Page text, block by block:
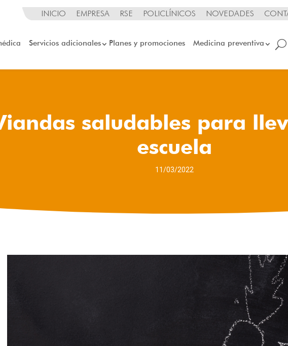
INICIO EMPRESA RSE POLICLÍNICOS NOVEDADES
Servicios adicionales Planes y promociones Medicina preventiva
saludables para
escuela
11/03/2022